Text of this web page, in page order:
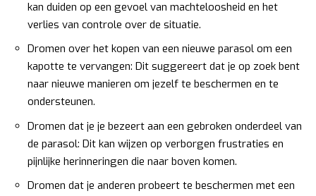
kan duiden op een gevoel van machteloosheid en het
verlies van controle over de situatie.
Dromen over het kopen van een nieuwe parasol om een
kapotte te vervangen: Dit suggereert dat je op zoek bent
naar nieuwe manieren om jezelf te beschermen en te
ondersteunen.
Dromen dat je je bezeert aan een gebroken onderdeel van
de parasol: Dit kan wijzen op verborgen frustraties en
pijnlijke herinneringen die naar boven komen.
Dromen dat je anderen probeert te beschermen met een